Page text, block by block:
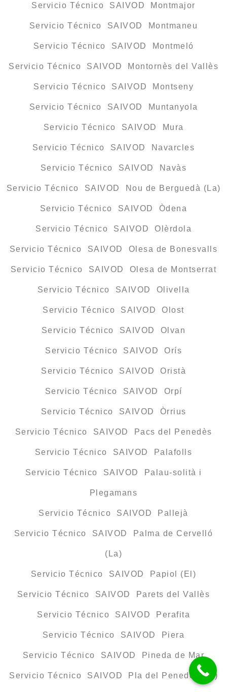
Servicio Técnico SAIVOD Montmajor
Servicio Técnico SAIVOD Montmaneu
Servicio Técnico SAIVOD Montmeló
Servicio Técnico SAIVOD Montornès del Vallès
Servicio Técnico SAIVOD Montseny
Servicio Técnico SAIVOD Muntanyola
Servicio Técnico SAIVOD Mura
Servicio Técnico SAIVOD Navarcles
Servicio Técnico SAIVOD Navàs
Servicio Técnico SAIVOD Nou de Berguedà (La)
Servicio Técnico SAIVOD Òdena
Servicio Técnico SAIVOD Olèrdola
Servicio Técnico SAIVOD Olesa de Bonesvalls
Servicio Técnico SAIVOD Olesa de Montserrat
Servicio Técnico SAIVOD Olivella
Servicio Técnico SAIVOD Olost
Servicio Técnico SAIVOD Olvan
Servicio Técnico SAIVOD Orís
Servicio Técnico SAIVOD Oristà
Servicio Técnico SAIVOD Orpí
Servicio Técnico SAIVOD Òrrius
Servicio Técnico SAIVOD Pacs del Penedès
Servicio Técnico SAIVOD Palafolls
Servicio Técnico SAIVOD Palau-solità i
Plegamans
Servicio Técnico SAIVOD Pallejà
Servicio Técnico SAIVOD Palma de Cervelló
(La)
Servicio Técnico SAIVOD Papiol (El)
Servicio Técnico SAIVOD Parets del Vallès
Servicio Técnico SAIVOD Perafita
Servicio Técnico SAIVOD Piera
Servicio Técnico SAIVOD Pineda de Mar
Servicio Técnico SAIVOD Pla del Penedès (El)